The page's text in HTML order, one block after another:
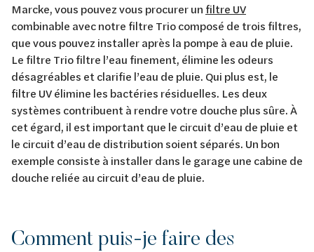
Marcke, vous pouvez vous procurer un filtre UV
combinable avec notre filtre Trio composé de trois filtres,
que vous pouvez installer après la pompe à eau de pluie.
Le filtre Trio filtre l’eau finement, élimine les odeurs
désagréables et clarifie l’eau de pluie. Qui plus est, le
filtre UV élimine les bactéries résiduelles. Les deux
systèmes contribuent à rendre votre douche plus sûre. À
cet égard, il est important que le circuit d’eau de pluie et
le circuit d’eau de distribution soient séparés. Un bon
exemple consiste à installer dans le garage une cabine de
douche reliée au circuit d’eau de pluie.
Comment puis-je faire des